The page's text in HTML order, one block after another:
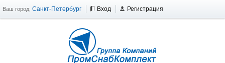
Ваш город: Санкт-Петербург Вход Регистрация